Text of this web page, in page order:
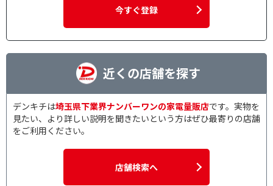
今すぐ登録
近くの店舗を探す
デンキチは埼玉県下業界ナンバーワンの家電量販店です。実物を
見たい、より詳しい説明を聞きたいという方はぜひ最寄りの店舗
をご利用ください。
店舗検索へ